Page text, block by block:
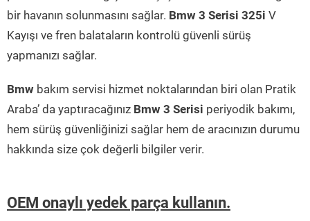
bir havanın solunmasını sağlar. Bmw 3 Serisi 325i V
Kayışı ve fren balataların kontrolü güvenli sürüş
yapmanızı sağlar.
Bmw bakım servisi hizmet noktalarından biri olan Pratik
Araba’ da yaptıracağınız Bmw 3 Serisi periyodik bakımı,
hem sürüş güvenliğinizi sağlar hem de aracınızın durumu
hakkında size çok değerli bilgiler verir.
OEM onaylı yedek parça kullanın.